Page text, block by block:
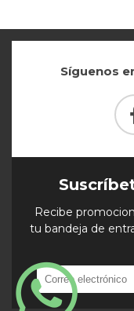
Síguenos
Recibe
tu bandeja de